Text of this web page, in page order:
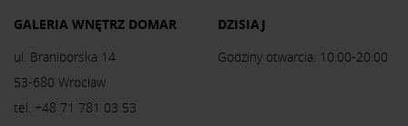
GALERIA WNĘTRZ DOMAR
ul. Braniborska 14
53-680 Wrocław
tel. +48 71 781 03 53
DZISIAJ
Godziny otwarcia: 10:00-20:00